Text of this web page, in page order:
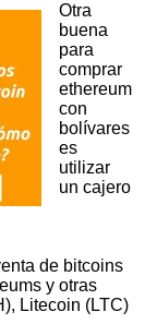
Otra
buena
para
comprar
ethereum
con
bolívares
es
utilizar
un cajero
de bitcoins
y otras
Litecoin (LTC)